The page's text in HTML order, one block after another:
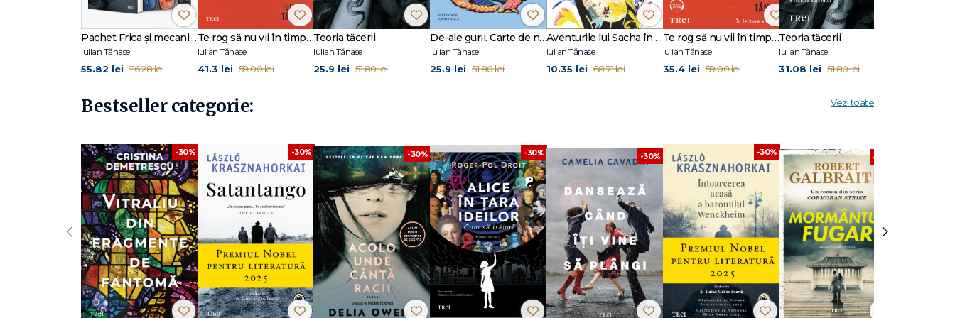
Pachet Frica și mecanismele ei
Iulian Tănase
55.82 lei 116.28 lei
Te rog să nu vii în timp ce dorm
Iulian Tănase
41.3 lei 59.00 lei
Teoria tăcerii
Iulian Tănase
25.9 lei 51.80 lei
De-ale gurii. Carte de nutriție pentru copii și părinți
Iulian Tănase
25.9 lei 51.80 lei
Aventurile lui Sacha în Țara Instrumentelor Muzicale Imaginare
Iulian Tănase
10.35 lei 68.71 lei
Te rog să nu vii în timp ce dorm
Iulian Tănase
35.4 lei 59.00 lei
Teoria tăcerii
Iulian Tănase
31.08 lei 51.80 lei
Bestseller categorie: Vezi toate
-30% -30% -30% -30% -30% -30%
-30%
‹ ›